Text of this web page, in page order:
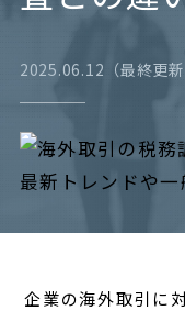
経営
レポート
2025.06.12（最終更
企業の海外取引に